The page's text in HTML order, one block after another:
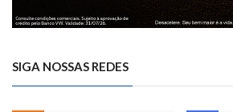
SIGA NOSSAS REDES